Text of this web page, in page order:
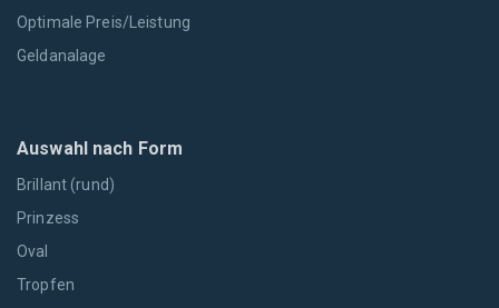
Optimale Preis/Leistung
Geldanalage
Auswahl nach Form
Brillant (rund)
Prinzess
Oval
Tropfen